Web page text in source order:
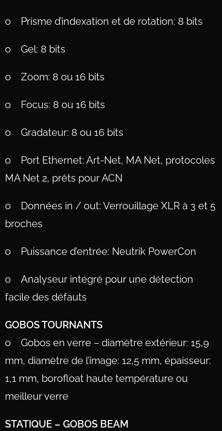
o Prisme d’indexation et de rotation: 8 bits
o Gel: 8 bits
o Zoom: 8 ou 16 bits
o Focus: 8 ou 16 bits
o Gradateur: 8 ou 16 bits
o Port Ethernet: Art-Net, MA Net, protocoles
MA Net 2, prêts pour ACN
o Données in / out: Verrouillage XLR à 3 et 5
broches
o Puissance d’entrée: Neutrik PowerCon
o Analyseur intégré pour une détection
facile des défauts
GOBOS TOURNANTS
o Gobos en verre – diamètre extérieur: 15,9
mm, diamètre de l’image: 12,5 mm, épaisseur:
1,1 mm, borofloat haute température ou
meilleur verre
STATIQUE – GOBOS BEAM